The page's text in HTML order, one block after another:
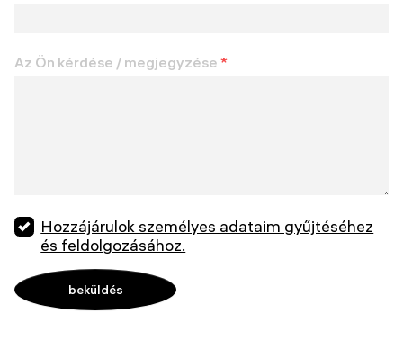
Az Ön kérdése / megjegyzése *
Hozzájárulok személyes adataim gyűjtéséhez
és feldolgozásához.